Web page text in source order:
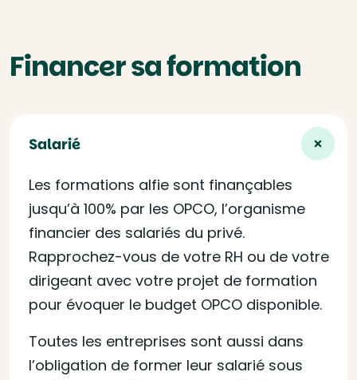
Financer sa formation
Salarié
Les formations alfie sont finançables
jusqu’à 100% par les OPCO, l’organisme
financier des salariés du privé.
Rapprochez-vous de votre RH ou de votre
dirigeant avec votre projet de formation
pour évoquer le budget OPCO disponible.
Toutes les entreprises sont aussi dans
l’obligation de former leur salarié sous